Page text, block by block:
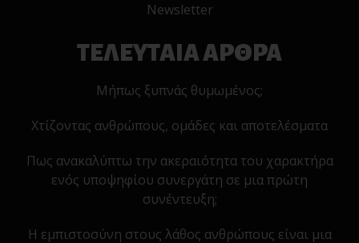
Newsletter
ΤΕΛΕΥΤΑΙΑ ΑΡΘΡΑ
Μήπως ξυπνάς θυμωμένος;
Χτίζοντας ανθρώπους, ομάδες και αποτελέσματα
Πως ανακαλύπτω την ακεραιότητα του χαρακτήρα
ενός υποψηφίου συνεργάτη σε μια πρώτη
συνέντευξη;
Η εμπιστοσύνη στους λάθος ανθρώπους είναι μια